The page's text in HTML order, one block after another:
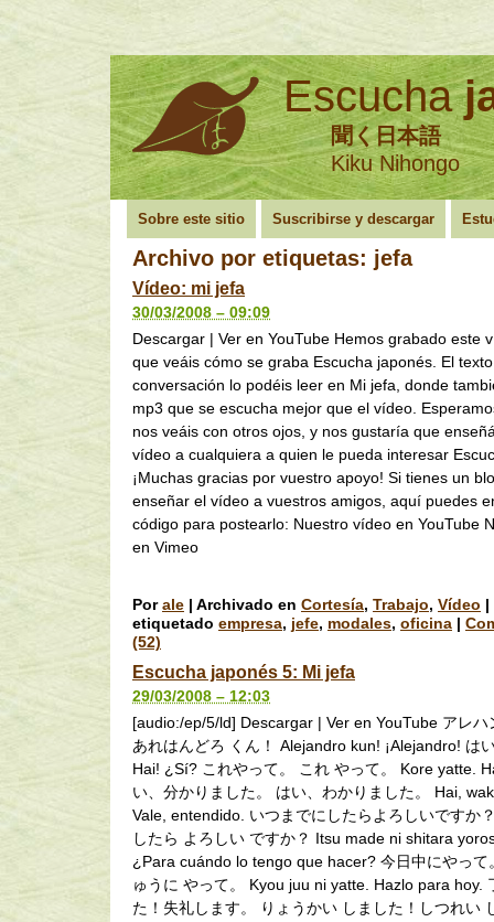
Escucha
聞く日本語
Kiku Nihongo
Sobre este sitio Suscribirse y descargar
Archivo por etiquetas: jefa
Vídeo: mi jefa
30/03/2008 – 09:09
Descargar | Ver en YouTube Hemos grabado este
que veáis cómo se graba Escucha japonés. El
conversación lo podéis leer en Mi jefa, donde
mp3 que se escucha mejor que el vídeo.
nos veáis con otros ojos, y nos gustaría que
vídeo a cualquiera a quien le pueda interesar
¡Muchas gracias por vuestro apoyo! Si tienes un
enseñar el vídeo a vuestros amigos, aquí puedes
código para postearlo: Nuestro vídeo en YouTube
en Vimeo
Por ale Archivado en Cortesía, Trabajo, Vídeo
etiquetado empresa, jefe, modales, oficina
(52)
Escucha japonés 5: Mi jefa
29/03/2008 – 12:03
[audio:/ep/5/ld] Descargar | Ver en YouTube アレハ
あれはんどろ くん！ Alejandro kun! ¡Alejandro! は
Hai! ¿Sí? これやって。 これ やって。 Kore yatte.
い、分かりました。 はい、わかりました。 Hai,
Vale, entendido. いつまでにしたらよろしいですか
したら よろしい ですか？ Itsu made ni shitara
¿Para cuándo lo tengo que hacer? 今日中にやって
ゅうに やって。 Kyou juu ni yatte. Hazlo para hoy.
た！失礼します。 りょうかい しました！しつれい